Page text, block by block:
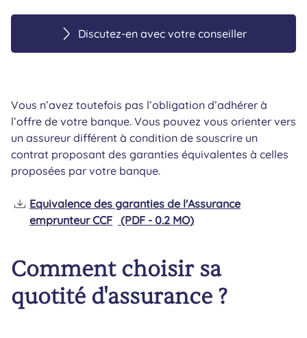
Discutez-en avec votre conseiller
Vous n’avez toutefois pas l’obligation d’adhérer à
l’offre de votre banque. Vous pouvez vous orienter vers
un assureur différent à condition de souscrire un
contrat proposant des garanties équivalentes à celles
proposées par votre banque.
Equivalence des garanties de l'Assurance
emprunteur CCF (PDF - 0.2 MO)
Comment choisir sa
quotité d'assurance ?